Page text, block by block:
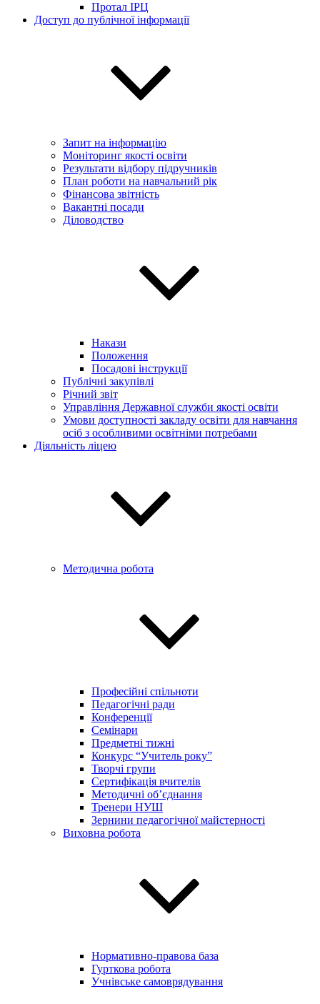
Протал ІРЦ
Доступ до публічної інформації
Запит на інформацію
Моніторинг якості освіти
Результати відбору підручників
План роботи на навчальний рік
Фінансова звітність
Вакантні посади
Діловодство
Накази
Положення
Посадові інструкції
Публічні закупівлі
Річний звіт
Управління Державної служби якості освіти
Умови доступності закладу освіти для навчання
осіб з особливими освітніми потребами
Діяльність ліцею
Методична робота
Професійні спільноти
Педагогічні ради
Конференції
Семінари
Предметні тижні
Конкурс “Учитель року”
Творчі групи
Сертифікація вчителів
Методичні об’єднання
Тренери НУШ
Зернини педагогічної майстерності
Виховна робота
Нормативно-правова база
Гурткова робота
Учнівське самоврядування